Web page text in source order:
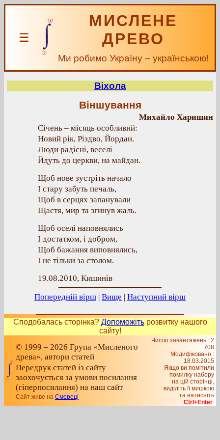
☰
МИСЛЕНЕ
ДРЕВО
Ми робимо Україну – українською!
Віхола
Віншування
Михайло Харишин
Січень – місяць особливий:
Новий рік, Різдво, Йордан.
Люди радісні, веселі
Йдуть до церкви, на майдан.
Щоб нове зустріть начало
І стару забуть печаль,
Щоб в серцях запанували
Щастя, мир та згинув жаль.
Щоб оселі наповнялись
І достатком, і добром,
Щоб бажання виповнялись,
І не тільки за столом.
19.08.2010, Кишинів
Попередній вірш | Вище | Наступний вірш
Сподобалась сторінка? Допоможітьрозвитку нашого
сайту!
© 1999 – 2026 Група «Мисленого
древа», автори статей
Передрук статей із сайту
заохочується за умови посилання
(гіперпосилання) на наш сайт
Сайт живе на Смереці
Число завантажень : 2
708
Модифіковано :
18.03.2015
Якщо ви помітили
помилку набору
на цiй сторiнцi,
видiлiть її мишкою
та натисніть
Ctrl+Enter.